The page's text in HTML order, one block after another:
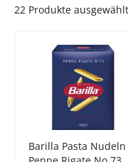
22 Produkte ausgewählt
Barilla Pasta Nudeln